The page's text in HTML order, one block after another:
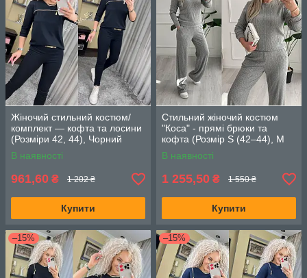
Жіночий стильний костюм/
комплект — кофта та лосини
(Розміри 42, 44), Чорний
В наявності
961,60 ₴ 1 202 ₴
Купити
Стильний жіночий костюм
"Коса" - прямі брюки та
кофта (Розмір S (42–44), M
(46–48), L (50–52)), Сірий
В наявності
1 255,50 ₴ 1 550 ₴
Купити
–15% –15%